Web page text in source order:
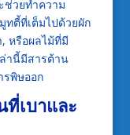
ช่วยทำความ
ทตี้ที่เต็มไปด้วยผัก
หรือผลไม้ที่มี
านี้มีสารต้าน
รพิษออก
ที่เบาและ